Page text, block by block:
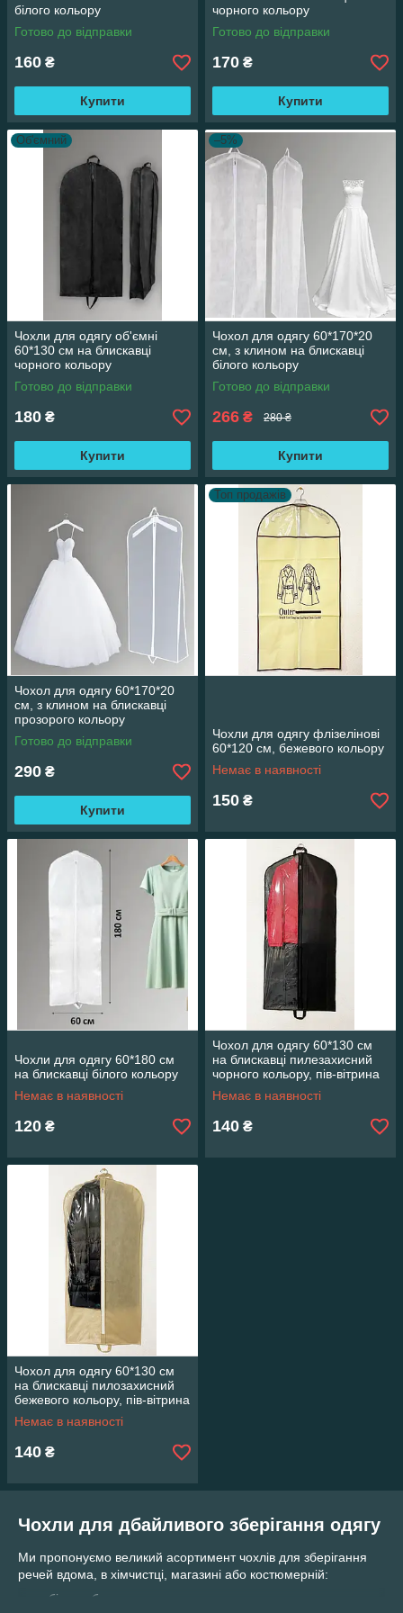
білого кольору
Готово до відправки
160 ₴
Купити
чорного кольору
Готово до відправки
170 ₴
Купити
Об'ємний
Чохли для одягу об'ємні
60*130 см на блискавці
чорного кольору
Готово до відправки
180 ₴
Купити
–5%
Чохол для одягу 60*170*20
см, з клином на блискавці
білого кольору
Готово до відправки
266 ₴ 280 ₴
Купити
Чохол для одягу 60*170*20
см, з клином на блискавці
прозорого кольору
Готово до відправки
290 ₴
Купити
Топ продажів
Чохли для одягу флізелінові
60*120 см, бежевого кольору
Немає в наявності
150 ₴
Чохли для одягу 60*180 см
на блискавці білого кольору
Немає в наявності
120 ₴
Чохол для одягу 60*130 см
на блискавці пилезахисний
чорного кольору, пів-вітрина
Немає в наявності
140 ₴
Чохол для одягу 60*130 см
на блискавці пилозахисний
бежевого кольору, пів-вітрина
Немає в наявності
140 ₴
Чохли для дбайливого зберігання одягу
Ми пропонуємо великий асортимент чохлів для зберігання
речей вдома, в хімчистці, магазині або костюмерній:
білого, бежевого, чорного кольору;